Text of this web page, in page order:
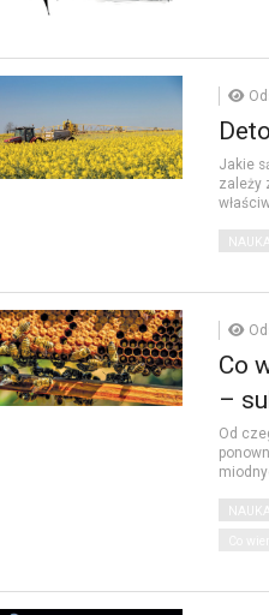
Jakie
zależy
Co
–
Od